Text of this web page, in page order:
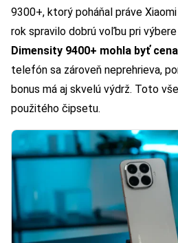
9300+, ktorý poháňal práve
rok spravilo dobrú voľbu pri
Dimensity 9400+ mohla byť
telefón sa zároveň neprehrieva,
bonus má aj skvelú výdrž. Toto
použitého čipsetu.